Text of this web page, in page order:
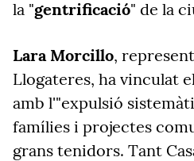
la "gentrificació" de la
Lara Morcillo,
Llogateres, ha vinculat
amb l'"expulsió
famílies i projectes
grans tenidors. Tant